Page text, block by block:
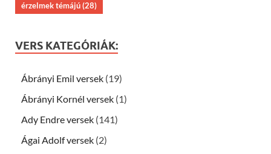
érzelmek témájú(28)
VERS KATEGÓRIÁK:
Ábrányi Emil versek (19)
Ábrányi Kornél versek (1)
Ady Endre versek (141)
Ágai Adolf versek (2)